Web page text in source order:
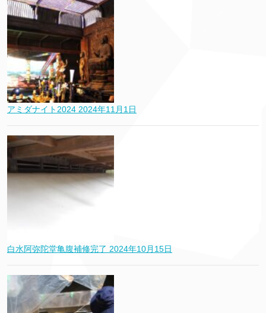
アミダナイト2024 2024年11月1日
白水阿弥陀堂亀腹補修完了 2024年10月15日